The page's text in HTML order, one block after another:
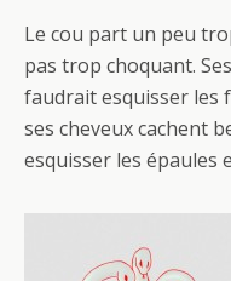
Le cou part un peu
pas trop choquant.
faudrait esquisser les
ses cheveux cachent
esquisser les épaules